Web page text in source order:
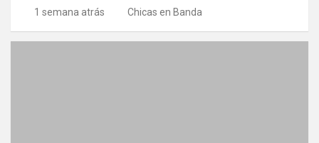
1 semana atrás Chicas en Banda